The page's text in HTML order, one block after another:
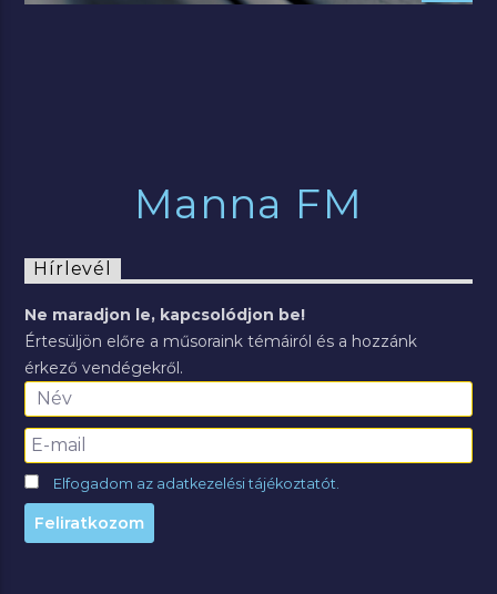
Manna FM
Hírlevél
Ne maradjon le, kapcsolódjon be!
Értesüljön előre a műsoraink témáiról és a hozzánk
érkező vendégekről.
Elfogadom az adatkezelési tájékoztatót.